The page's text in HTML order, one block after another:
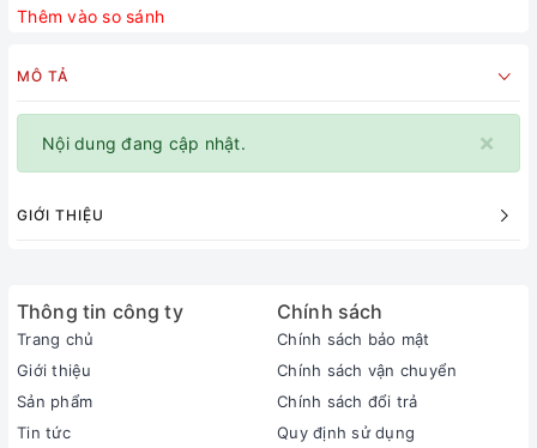
Thêm vào so sánh
MÔ TẢ
×
Nội dung đang cập nhật.
GIỚI THIỆU
Thông tin công ty
Trang chủ
Giới thiệu
Sản phẩm
Tin tức
Chính sách
Chính sách bảo mật
Chính sách vận chuyển
Chính sách đổi trả
Quy định sử dụng